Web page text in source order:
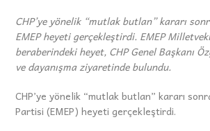
CHP’ye yönelik “mutlak butlan” kararı
EMEP heyeti gerçekleştirdi. EMEP
beraberindeki heyet, CHP Genel Başkanı
ve dayanışma ziyaretinde bulundu.
CHP’ye yönelik “mutlak butlan” kararı
Partisi (EMEP) heyeti gerçekleştirdi.